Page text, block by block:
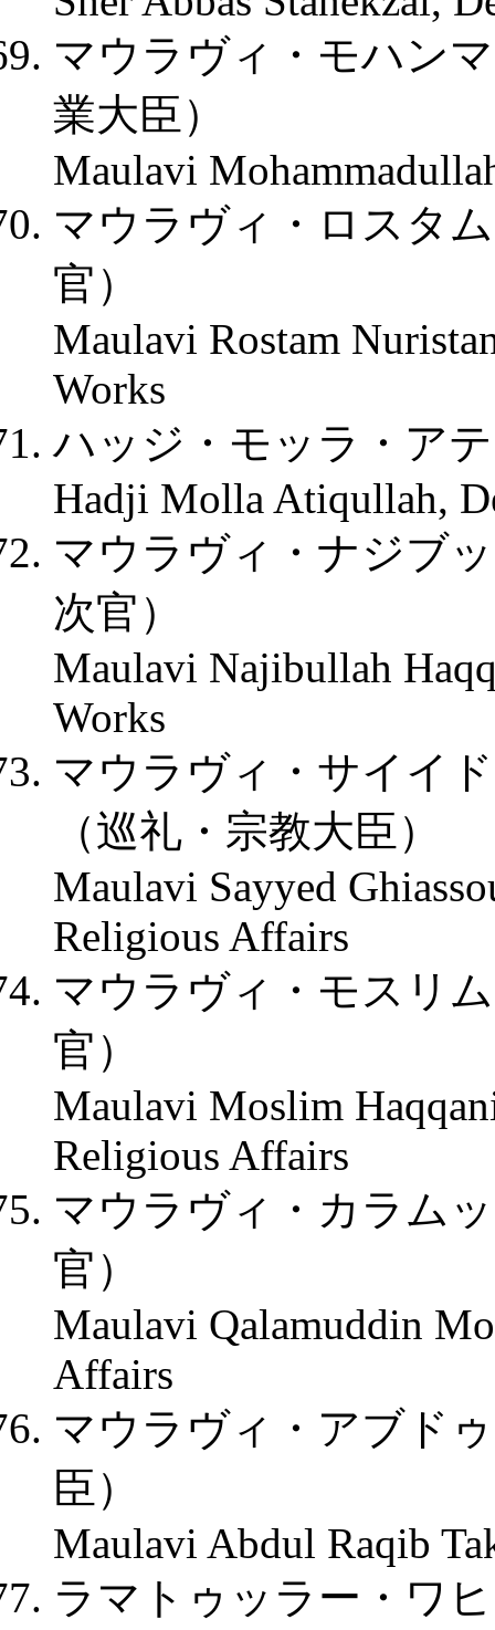
マウラヴィ・モハン
業大臣）
Maulavi
マウラヴィ・ロスタ
官）
Maulavi Rostam
Works
ハッジ・モッラ・ア
Hadji Molla Atiqullah,
マウラヴィ・ナジブ
次官）
Maulavi Najibullah
Works
マウラヴィ・サイイ
（巡礼・宗教大臣）
Maulavi Sayyed
Religious Affairs
マウラヴィ・モスリ
官）
Maulavi Moslim
Religious Affairs
マウラヴィ・カラム
官）
Maulavi Qalamuddin
Affairs
マウラヴィ・アブド
臣）
Maulavi Abdul Raqib
ラマトゥッラー・ワ